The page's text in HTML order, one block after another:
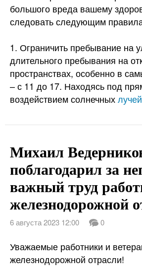
большого вреда вашему
следовать следующим
1. Ограничить пребывание на
длительного пребывания на
пространствах, особенно в
– с 11 до 17. Находясь под
воздействием солнечных
Михаил
поблагодарил за
важный труд
железнодорожной
6 августа 2023 12:00 0
Уважаемые работники и
железнодорожной отрасли!